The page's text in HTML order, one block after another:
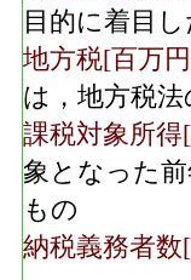
目的に着目
地方税[百万
は，地方税
課税対象所得
象となった
もの
納税義務者数